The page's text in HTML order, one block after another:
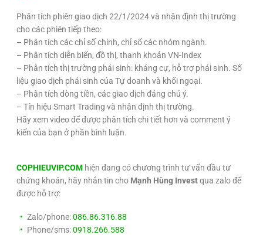
Phân tích phiên giao dịch 22/1/2024 và nhận định thị trường
cho các phiên tiếp theo:
– Phân tích các chỉ số chính, chỉ số các nhóm ngành.
– Phân tích diễn biến, đồ thị, thanh khoản VN-Index
– Phân tích thị trường phái sinh: kháng cự, hỗ trợ phái sinh. Số
liệu giao dịch phái sinh của Tự doanh và khối ngoại.
– Phân tích dòng tiền, các giao dịch đáng chú ý.
– Tín hiệu Smart Trading và nhận định thị trường.
Hãy xem video để được phân tích chi tiết hơn và comment ý
kiến của bạn ở phần bình luận.
COPHIEUVIP.COM hiện đang có chương trình tư vấn đầu tư
chứng khoán, hãy nhắn tin cho Mạnh Hùng Investqua zalo để
được hỗ trợ:
Zalo/phone:086.86.316.88
Phone/sms:0918.266.588